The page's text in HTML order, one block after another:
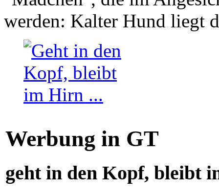
werden: Kalter Hund liegt
Werbung in GT
geht in den Kopf, bleibt